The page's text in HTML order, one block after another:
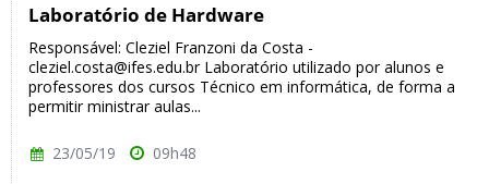
Laboratório de Hardware
Responsável: Cleziel Franzoni da Costa -
cleziel.costa@ifes.edu.br Laboratório utilizado por alunos e
professores dos cursos Técnico em informática, de forma a
permitir ministrar aulas...
23/05/19 09h48